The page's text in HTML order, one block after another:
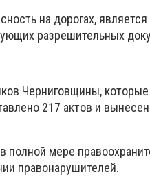
на дорогах,
разрешительных
Черниговщины,
217 актов и
полной мере
правонарушителей.